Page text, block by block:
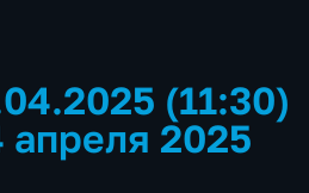
(11:30)
апреля 2025